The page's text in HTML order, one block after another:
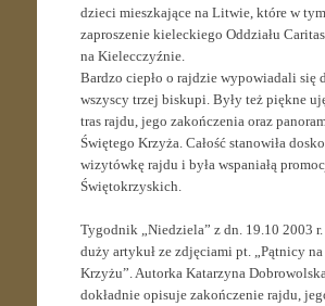
dzieci mieszkające na Litwie, które w
zaproszenie kieleckiego Oddziału
na Kielecczyźnie.
Bardzo ciepło o rajdzie wypowiadali się
wszyscy trzej biskupi. Były też piękne
tras rajdu, jego zakończenia oraz
Świętego Krzyża. Całość stanowiła
wizytówkę rajdu i była wspaniałą
Świętokrzyskich.
Tygodnik „Niedziela” z dn. 19.10 2003 r.
duży artykuł ze zdjęciami pt. „Pątnicy
Krzyżu”. Autorka Katarzyna
dokładnie opisuje zakończenie rajdu,